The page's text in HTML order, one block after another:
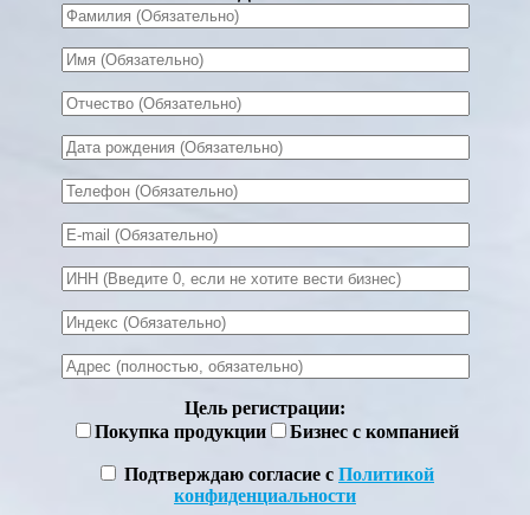
Цель регистрации:
Покупка продукции
Бизнес с компанией
Подтверждаю согласие с Политикой
конфиденциальности